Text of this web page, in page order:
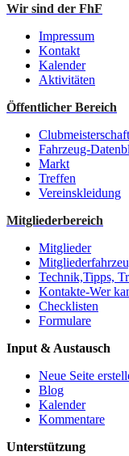
Wir sind der FhF
Impressum
Kontakt
Kalender
Aktivitäten
Öffentlicher Bereich
Clubmeisterschaft
Fahrzeug-
Markt
Treffen
Vereinskleidung
Mitgliederbereich
Mitglieder
Technik,Tipps,
Kontakte-Wer
Checklisten
Formulare
Input & Austausch
Neue Seite
Blog
Kalender
Kommentare
Unterstützung